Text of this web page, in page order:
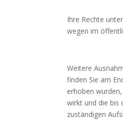
Ihre Rechte
wegen im
Weitere
finden Sie am
erhoben
wirkt und die bis
zuständigen